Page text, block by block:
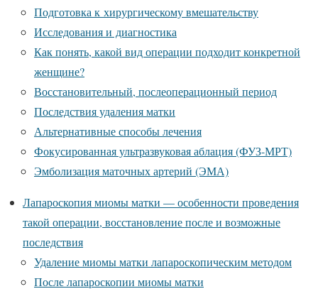
Подготовка к хирургическому вмешательству
Исследования и диагностика
Как понять, какой вид операции подходит конкретной
женщине?
Восстановительный, послеоперационный период
Последствия удаления матки
Альтернативные способы лечения
Фокусированная ультразвуковая аблация (ФУЗ-МРТ)
Эмболизация маточных артерий (ЭМА)
Лапароскопия миомы матки — особенности проведения
такой операции, восстановление после и возможные
последствия
Удаление миомы матки лапароскопическим методом
После лапароскопии миомы матки